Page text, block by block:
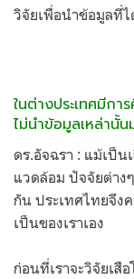
วิจัยเพื่อนำข้อมูลที่
ในต่างประเทศมีกา
ไม่นำข้อมูลเหล่านั้น
ดร.อัจฉรา : แม้เป็น
แวดล้อม ปัจจัยต่าง
กัน ประเทศไทยจึง
เป็นของเราเอง
ก่อนที่เราจะวิจัยเสื